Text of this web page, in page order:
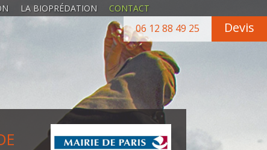
LA BIOPRÉDATION CONTACT
06 12 88 49 25 Devis